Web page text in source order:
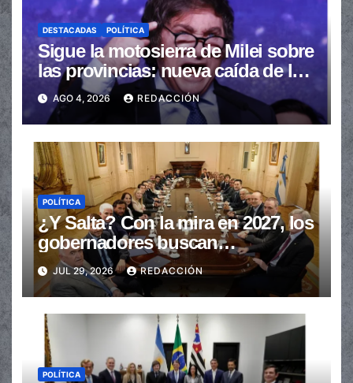
DESTACADAS POLÍTICA
Sigue la motosierra de Milei sobre
las provincias: nueva caída de las
transferencias no automáticas
AGO 4, 2026 REDACCIÓN
POLÍTICA
¿Y Salta? Con la mira en 2027, los
gobernadores buscan
provincializar la elección
JUL 29, 2026 REDACCIÓN
POLÍTICA